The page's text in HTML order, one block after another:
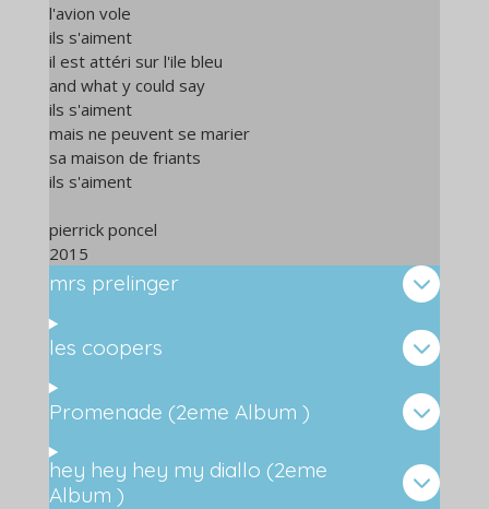
l'avion vole
ils s'aiment
il est attéri sur l'ile bleu
and what y could say
ils s'aiment
mais ne peuvent se marier
sa maison de friants
ils s'aiment
pierrick poncel
2015
mrs prelinger
les coopers
Promenade (2eme Album )
hey hey hey my diallo (2eme
Album )